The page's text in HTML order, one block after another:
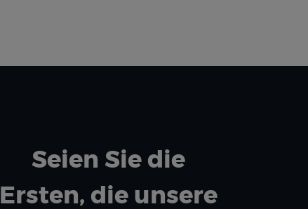
Seien Sie die
Ersten, die unsere